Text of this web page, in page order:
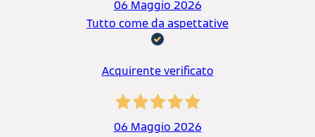
06 Maggio 2026
Tutto come da aspettative
Acquirente verificato
06 Maggio 2026